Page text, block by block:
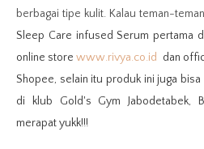
berbagai tipe kulit. Kalau teman-
Sleep Care infused Serum pertama
online storewww.rivya.co.id dan
Shopee, selain itu produk ini juga
di klub Gold's Gym Jabodetabek,
merapat yukk!!!